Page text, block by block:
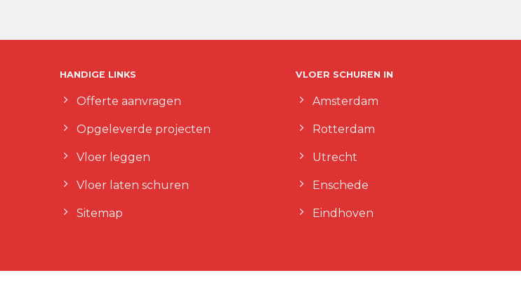
HANDIGE LINKS
Offerte aanvragen
Opgeleverde projecten
Vloer leggen
Vloer laten schuren
Sitemap
VLOER SCHUREN IN
Amsterdam
Rotterdam
Utrecht
Enschede
Eindhoven